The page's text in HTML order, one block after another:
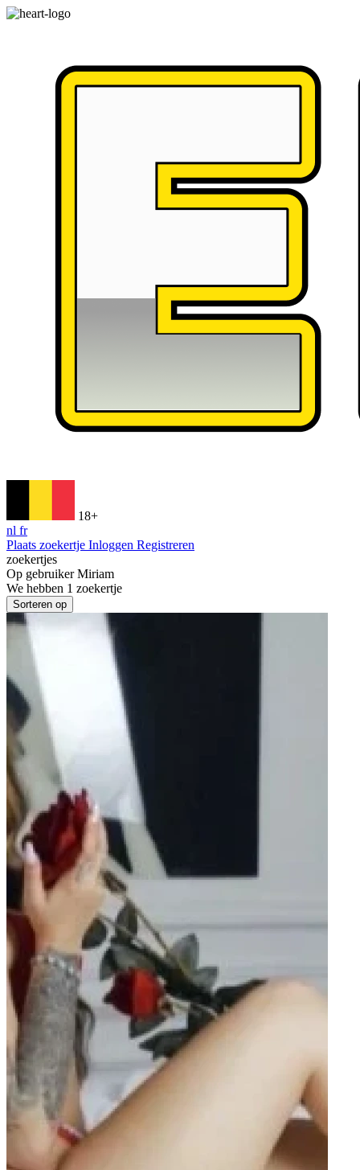
18+
nl fr
Plaats zoekertje Inloggen Registreren
zoekertjes
Op gebruikerMiriam
We hebben 1 zoekertje
Sorteren op